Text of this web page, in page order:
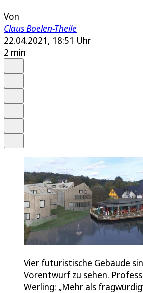
Von
Claus Boelen-Theile
22.04.2021, 18:51 Uhr
2 min
Vier futuristische Gebäude
Vorentwurf zu sehen.
Werling: „Mehr als